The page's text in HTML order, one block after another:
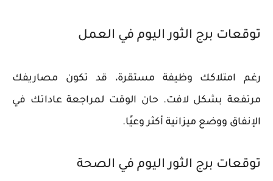
توقعات برج الثور اليوم في العمل
رغم امتلاكك وظيفة مستقرة، قد تكون مصاريفك
مرتفعة بشكل لافت. حان الوقت لمراجعة عاداتك في
الإنفاق ووضع ميزانية أكثر وعيًا.
توقعات برج الثور اليوم في الصحة